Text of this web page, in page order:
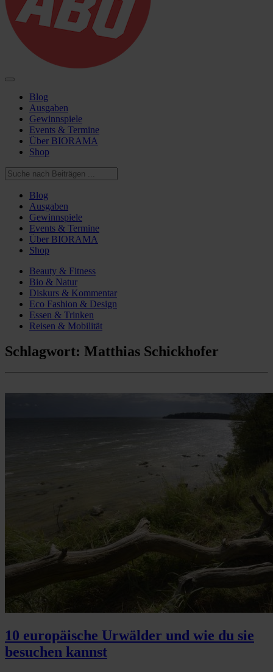
Blog
Ausgaben
Gewinnspiele
Events & Termine
Über BIORAMA
Shop
Blog
Ausgaben
Gewinnspiele
Events & Termine
Über BIORAMA
Shop
Beauty & Fitness
Bio & Natur
Diskurs & Kommentar
Eco Fashion & Design
Essen & Trinken
Reisen & Mobilität
Schlagwort: Matthias Schickhofer
10 europäische Urwälder und wie du sie
besuchen kannst